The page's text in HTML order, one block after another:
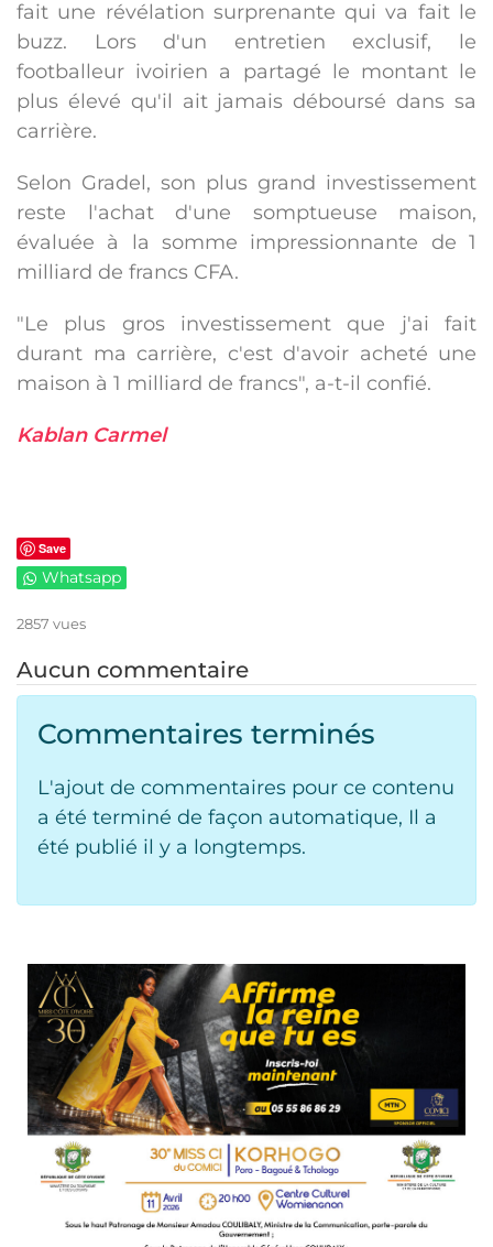
fait une révélation surprenante qui va fait le
buzz. Lors d'un entretien exclusif, le
footballeur ivoirien a partagé le montant le
plus élevé qu'il ait jamais déboursé dans sa
carrière.
Selon Gradel, son plus grand investissement
reste l'achat d'une somptueuse maison,
évaluée à la somme impressionnante de 1
milliard de francs CFA.
"Le plus gros investissement que j'ai fait
durant ma carrière, c'est d'avoir acheté une
maison à 1 milliard de francs", a-t-il confié.
Kablan Carmel
Save
Whatsapp
2857 vues
Aucun commentaire
Commentaires terminés
L'ajout de commentaires pour ce contenu
a été terminé de façon automatique, Il a
été publié il y a longtemps.